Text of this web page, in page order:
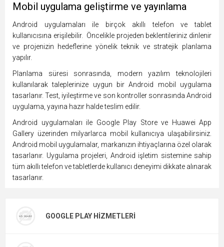
Mobil uygulama geliştirme ve yayınlama
Android uygulamaları ile birçok akıllı telefon ve tablet
kullanıcısına erişilebilir. Öncelikle projeden beklentileriniz dinlenir
ve projenizin hedeflerine yönelik teknik ve stratejik planlama
yapılır.
Planlama süresi sonrasında, modern yazılım teknolojileri
kullanılarak taleplerinize uygun bir Android mobil uygulama
tasarlanır. Test, iyileştirme ve son kontroller sonrasında Android
uygulama, yayına hazır halde teslim edilir.
Android uygulamaları ile Google Play Store ve Huawei App
Gallery üzerinden milyarlarca mobil kullanıcıya ulaşabilirsiniz.
Android mobil uygulamalar, markanızın ihtiyaçlarına özel olarak
tasarlanır. Uygulama projeleri, Android işletim sistemine sahip
tüm akıllı telefon ve tabletlerde kullanıcı deneyimi dikkate alınarak
tasarlanır.
GOOGLE PLAY HIZMETLERI